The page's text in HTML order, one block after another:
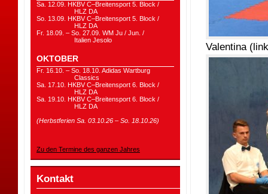
Sa. 12.09. HKBV C–Breitensport 5. Block /
HLZ DA
So. 13.09. HKBV C–Breitensport 5. Block /
HLZ DA
Fr. 18.09. – So. 27.09. WM Ju / Jun. /
Italien Jesolo
OKTOBER
Fr. 16.10. – So. 18.10. Adidas Wartburg
Classics
Sa. 17.10. HKBV C–Breitensport 6. Block /
HLZ DA
Sa. 19.10. HKBV C–Breitensport 6. Block /
HLZ DA
(Herbstferien Sa. 03.10.26 – So. 18.10.26)
Zu den Termine des ganzen Jahres
Kontakt
Valentina